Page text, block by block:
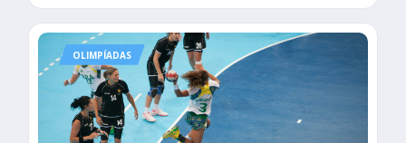
OLIMPÍADAS